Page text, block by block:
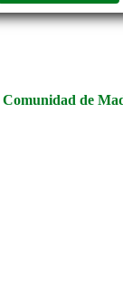
Comunidad de